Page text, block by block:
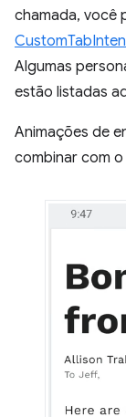
chamada, você
Algumas
estão listadas
Animações de
combinar com